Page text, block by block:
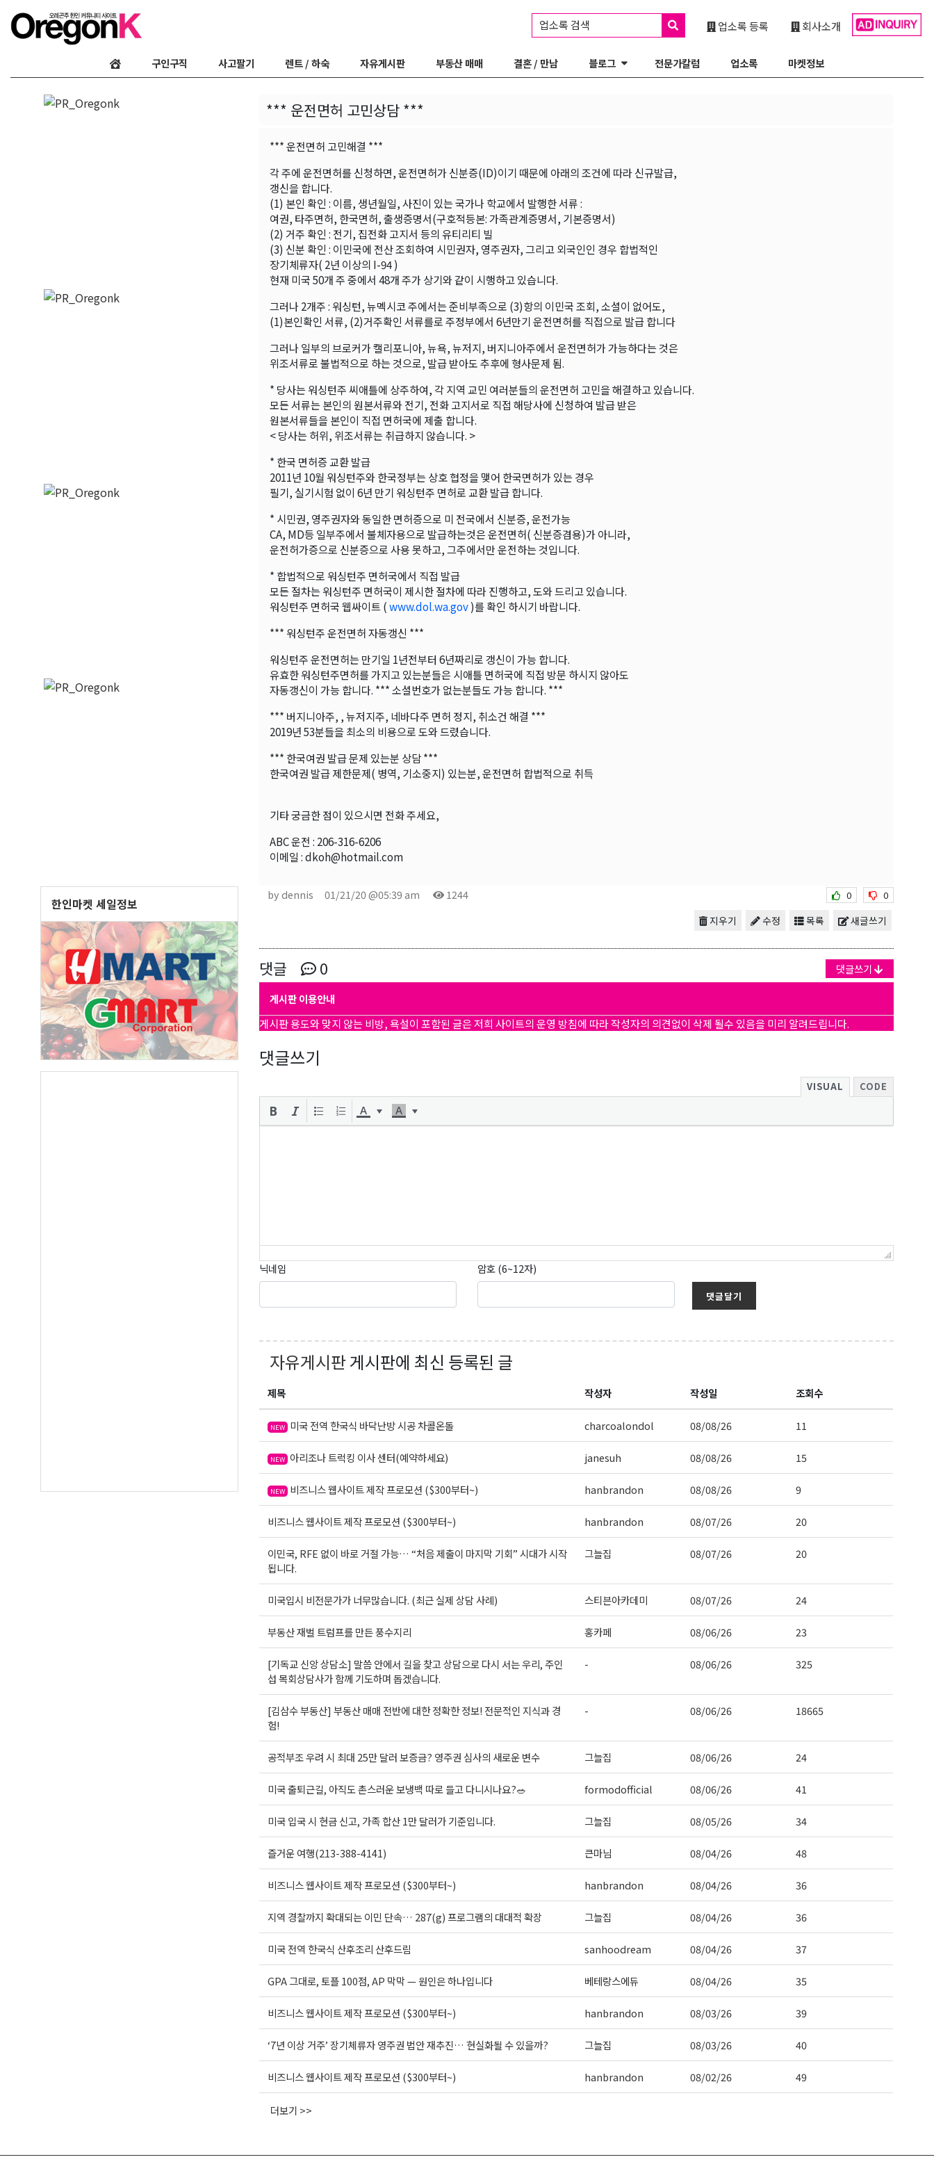
회사소개
업소록 등록
업소록 검색
구인구직 사고팔기 렌트 / 하숙 자유게시판 부동산 매매 결혼 / 만남 블로그 전문가칼럼 업소록 마켓정보
한인마켓 세일정보
*** 운전면허 고민상담 ***
*** 운전면허 고민해결 ***
각 주에 운전면허를 신청하면, 운전면허가 신분증(ID)이기 때문에 아래의 조건에 따라 신규발급,
갱신을 합니다.
(1) 본인 확인 : 이름, 생년월일, 사진이 있는 국가나 학교에서 발행한 서류 :
여권, 타주면허, 한국면허, 출생증명서(구호적등본: 가족관계증명서, 기본증명서)
(2) 거주 확인 : 전기, 집전화 고지서 등의 유티리티 빌
(3) 신분 확인 : 이민국에 전산 조회하여 시민권자, 영주권자, 그리고 외국인인 경우 합법적인
장기체류자( 2년 이상의 I-94 )
현재 미국 50개 주 중에서 48개 주가 상기와 같이 시행하고 있습니다.
그러나 2개주 : 워싱턴, 뉴멕시코 주에서는 준비부족으로 (3)항의 이민국 조회, 소셜이 없어도,
(1)본인확인 서류, (2)거주확인 서류를로 주정부에서 6년만기 운전면허를 직접으로 발급 합니다
그러나 일부의 브로커가 캘리포니아, 뉴욕, 뉴저지, 버지니아주에서 운전면허가 가능하다는 것은
위조서류로 불법적으로 하는 것으로, 발급 받아도 추후에 형사문제 됨.
* 당사는 워싱턴주 씨애틀에 상주하여, 각 지역 교민 여러분들의 운전면허 고민을 해결하고 있습니다.
모든 서류는 본인의 원본서류와 전기, 전화 고지서로 직접 해당사에 신청하여 발급 받은
원본서류들을 본인이 직접 면허국에 제출 합니다.
< 당사는 허위, 위조서류는 취급하지 않습니다. >
* 한국 면허증 교환 발급
2011년 10월 워싱턴주와 한국정부는 상호 협정을 맺어 한국면허가 있는 경우
필기, 실기시험 없이 6년 만기 워싱턴주 면허로 교환 발급 합니다.
* 시민권, 영주권자와 동일한 면허증으로 미 전국에서 신분증, 운전가능
CA, MD등 일부주에서 불체자용으로 발급하는것은 운전면허( 신분증겸용)가 아니라,
운전허가증으로 신분증으로 사용 못하고, 그주에서만 운전하는 것입니다.
* 합법적으로 워싱턴주 면허국에서 직접 발급
모든 절차는 워싱턴주 면허국이 제시한 절차에 따라 진행하고, 도와 드리고 있습니다.
워싱턴주 면허국 웹싸이트 (www.dol.wa.gov)를 확인 하시기 바랍니다.
*** 워싱턴주 운전면허 자동갱신 ***
워싱턴주 운전면허는 만기일 1년전부터 6년짜리로 갱신이 가능 합니다.
유효한 워싱턴주면허를 가지고 있는분들은 시애틀 면허국에 직접 방문 하시지 않아도
자동갱신이 가능 합니다. *** 소셜번호가 없는분들도 가능 합니다. ***
*** 버지니아주, , 뉴저지주, 네바다주 면허 정지, 취소건 해결 ***
2019년 53분들을 최소의 비용으로 도와 드렸습니다.
*** 한국여권 발급 문제 있는분 상담 ***
한국여권 발급 제한문제( 병역, 기소중지) 있는분, 운전면허 합법적으로 취득
기타 궁금한 점이 있으시면 전화 주세요,
ABC 운전 : 206-316-6206
이메일 : dkoh@hotmail.com
by dennis 01/21/20 @05:39 am 1244 0 0
새글쓰기
목록
수정
지우기
댓글 0 댓글쓰기
게시판 이용안내
게시판 용도와 맞지 않는 비방, 욕설이 포함된 글은 저희 사이트의 운영 방침에 따라 작성자의 의견없이 삭제 될수 있음을 미리 알려드립니다.
댓글쓰기
VISUAL CODE
닉네임 암호 (6~12자)
댓글달기
자유게시판게시판에 최신 등록된 글
제목 작성자 작성일 조회수
NEW 미국 전역 한국식 바닥난방 시공 차콜온돌 charcoalondol 08/08/26 11
NEW 아리조나 트럭킹 이사 센터(예약하세요) janesuh 08/08/26 15
NEW 비즈니스 웹사이트 제작 프로모션 ($300부터~) hanbrandon 08/08/26 9
비즈니스 웹사이트 제작 프로모션 ($300부터~) hanbrandon 08/07/26 20
이민국, RFE 없이 바로 거절 가능… “처음 제출이 마지막 기회” 시대가 시작
됩니다.
그늘집 08/07/26 20
미국입시 비전문가가 너무많습니다. (최근 실제 상담 사례) 스티븐아카데미 08/07/26 24
부동산 재벌 트럼프를 만든 풍수지리 홍카페 08/06/26 23
[기독교 신앙 상담소] 말씀 안에서 길을 찾고 상담으로 다시 서는 우리, 주인
섭 목회상담사가 함께 기도하며 돕겠습니다.
- 08/06/26 325
[김삼수 부동산] 부동산 매매 전반에 대한 정확한 정보! 전문적인 지식과 경
험!
- 08/06/26 18665
공적부조 우려 시 최대 25만 달러 보증금? 영주권 심사의 새로운 변수 그늘집 08/06/26 24
미국 출퇴근길, 아직도 촌스러운 보냉백 따로 들고 다니시나요?🥗 formodofficial 08/06/26 41
미국 입국 시 현금 신고, 가족 합산 1만 달러가 기준입니다. 그늘집 08/05/26 34
즐거운 여행(213-388-4141) 큰마님 08/04/26 48
비즈니스 웹사이트 제작 프로모션 ($300부터~) hanbrandon 08/04/26 36
지역 경찰까지 확대되는 이민 단속… 287(g) 프로그램의 대대적 확장 그늘집 08/04/26 36
미국 전역 한국식 산후조리 산후드림 sanhoodream 08/04/26 37
GPA 그대로, 토플 100점, AP 막막 — 원인은 하나입니다 베테랑스에듀 08/04/26 35
비즈니스 웹사이트 제작 프로모션 ($300부터~) hanbrandon 08/03/26 39
‘7년 이상 거주’ 장기체류자 영주권 법안 재추진… 현실화될 수 있을까? 그늘집 08/03/26 40
비즈니스 웹사이트 제작 프로모션 ($300부터~) hanbrandon 08/02/26 49
더보기 >>
오레곤K 뉴스레터 구독
매주 오레곤K 뉴스레터를 통해 다양한 로컬소식과 오레곤 한인 사회 정보를 받아
Email
By submitting this form, you are consenting to receive KCR Media Group from: KCR Media Group, 23416 Hwy 99
Our Privacy Policy.